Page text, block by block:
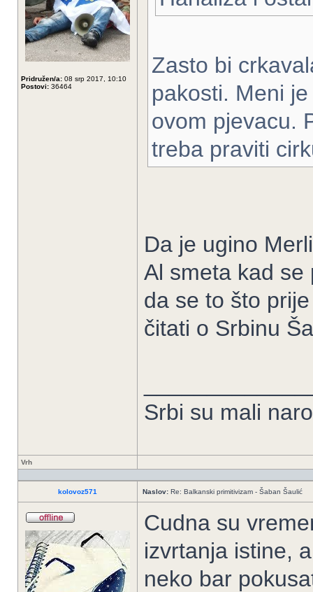
Pridružen/a: 08 srp 2017, 10:10
Postovi: 36464
Zasto bi
pakosti. Meni
ovom pjevacu.
treba praviti
Da je ugino
Al smeta kad se
da se to što
čitati o Srbinu
Srbi su mali
Vrh
kolovoz571 Naslov: Re: Balkanski primitivizam - Šaban Šaulić
Cudna su
izvrtanja istine,
neko bar